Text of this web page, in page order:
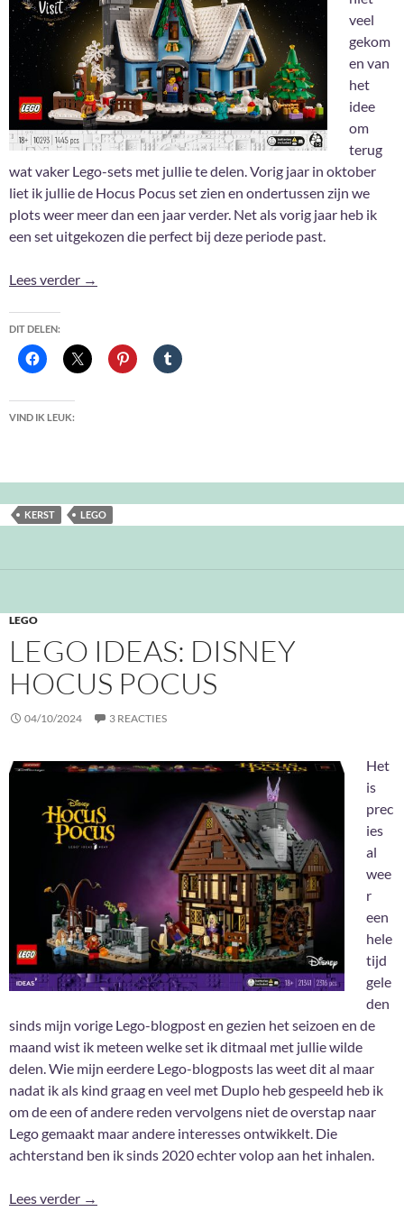
veel
gekom
en van
het
idee
om
terug
wat vaker Lego-sets met jullie te delen. Vorig jaar in oktober
liet ik jullie de Hocus Pocus set zien en ondertussen zijn we
plots weer meer dan een jaar verder. Net als vorig jaar heb ik
een set uitgekozen die perfect bij deze periode past.
Lees verder Lego: Santa’s Visit
→
DIT DELEN:
VIND IK LEUK:
KERST LEGO
LEGO
LEGO IDEAS: DISNEY
HOCUS POCUS
04/10/2024 3 REACTIES
Het
is
prec
ies
al
wee
r
een
hele
tijd
gele
den
sinds mijn vorige Lego-blogpost en gezien het seizoen en de
maand wist ik meteen welke set ik ditmaal met jullie wilde
delen. Wie mijn eerdere Lego-blogposts las weet dit al maar
nadat ik als kind graag en veel met Duplo heb gespeeld heb ik
om de een of andere reden vervolgens niet de overstap naar
Lego gemaakt maar andere interesses ontwikkelt. Die
achterstand ben ik sinds 2020 echter volop aan het inhalen.
Lees verder Lego Ideas: Disney Hocus Pocus
→